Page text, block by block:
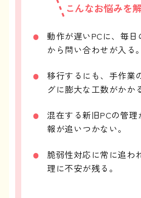
こんなお悩みを
動作が遅いPCに、毎日
から問い合わせが入る。
移行するにも、手作業
グに膨大な工数がかか
混在する新旧PCの管
報が追いつかない。
脆弱性対応に常に追わ
理に不安が残る。